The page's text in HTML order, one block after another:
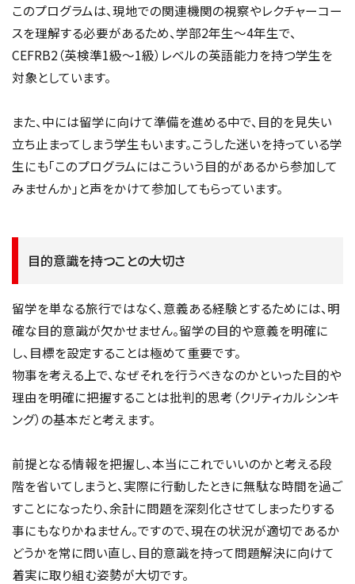
このプログラムは、現地での関連機関の視察やレクチャーコー
スを理解する必要があるため、学部2年生～4年生で、
CEFRB2（英検準1級～1級）レベルの英語能力を持つ学生を
対象としています。
また、中には留学に向けて準備を進める中で、目的を見失い
立ち止まってしまう学生もいます。こうした迷いを持っている学
生にも「このプログラムにはこういう目的があるから参加して
みませんか」と声をかけて参加してもらっています。
目的意識を持つことの大切さ
留学を単なる旅行ではなく、意義ある経験とするためには、明
確な目的意識が欠かせません。留学の目的や意義を明確に
し、目標を設定することは極めて重要です。
物事を考える上で、なぜそれを行うべきなのかといった目的や
理由を明確に把握することは批判的思考（クリティカルシンキ
ング）の基本だと考えます。
前提となる情報を把握し、本当にこれでいいのかと考える段
階を省いてしまうと、実際に行動したときに無駄な時間を過ご
すことになったり、余計に問題を深刻化させてしまったりする
事にもなりかねません。ですので、現在の状況が適切であるか
どうかを常に問い直し、目的意識を持って問題解決に向けて
着実に取り組む姿勢が大切です。